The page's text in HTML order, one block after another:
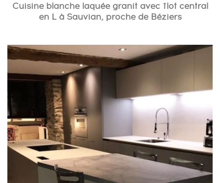
Cuisine blanche laquée granit avec îlot central
en L à Sauvian, proche de Béziers